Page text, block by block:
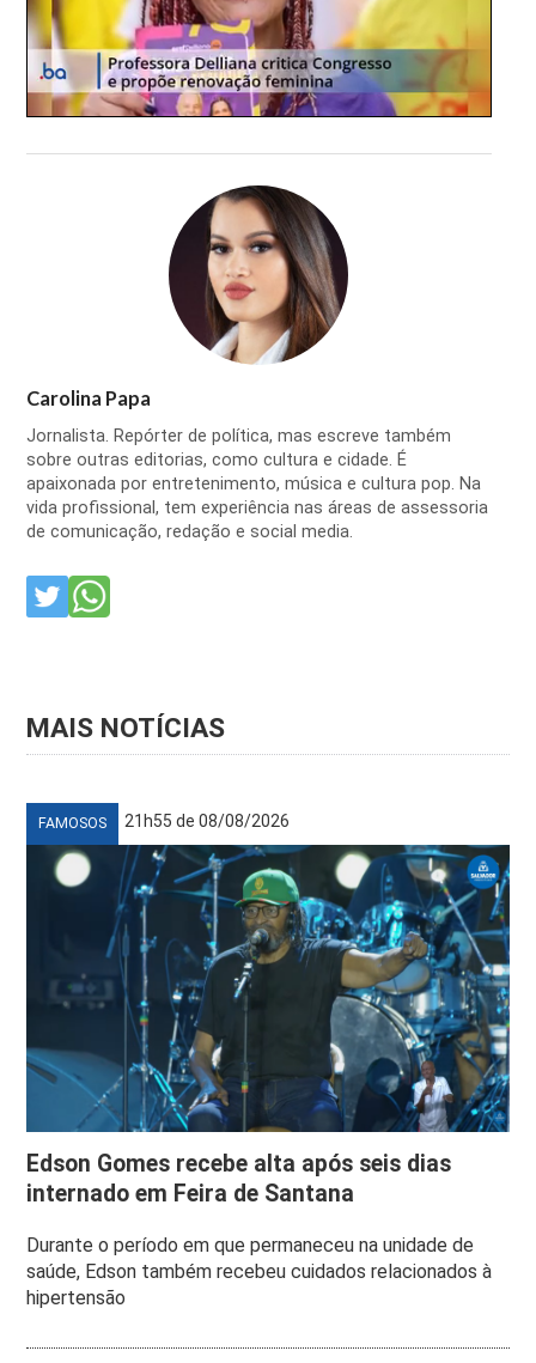
Carolina Papa
Jornalista. Repórter de política, mas escreve também
sobre outras editorias, como cultura e cidade. É
apaixonada por entretenimento, música e cultura pop. Na
vida profissional, tem experiência nas áreas de assessoria
de comunicação, redação e social media.
MAIS NOTÍCIAS
FAMOSOS 21h55 de 08/08/2026
Edson Gomes recebe alta após seis dias
internado em Feira de Santana
Durante o período em que permaneceu na unidade de
saúde, Edson também recebeu cuidados relacionados à
hipertensão